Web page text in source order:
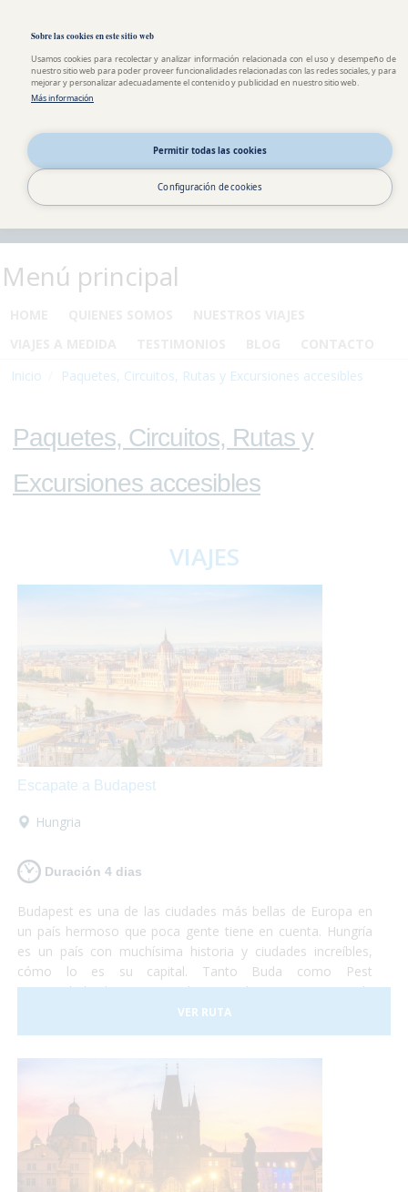
Sobre las cookies en este sitio web
Usamos cookies para recolectar y analizar información relacionada con el uso y desempeño de
nuestro sitio web para poder proveer funcionalidades relacionadas con las redes sociales, y para
mejorar y personalizar adecuadamente el contenido y publicidad en nuestro sitio web.
Más información
Permitir todas las cookies
Configuración de cookies
Menú principal
Inicio
Paquetes, Circuitos, Rutas y Excursiones accesibles
Paquetes, Circuitos, Rutas y
Excursiones accesibles
VIAJES
Escapate a Budapest
Hungria
Duración 4 dias
Budapest es una de las ciudades más bellas de Europa en
un país hermoso que poca gente tiene en cuenta. Hungría
es un país con muchísima historia y ciudades increíbles,
cómo lo es su capital. Tanto Buda como Pest
eran ciudades hermosas y ahora que lucen como una sola
son la combinación más bella que puedas imaginar. Así que
si tienes unos días no te lo pienses más y vete a conocer
tus necesidades y tu... ¡deberás encargarte de disfrutar!
VER RUTA